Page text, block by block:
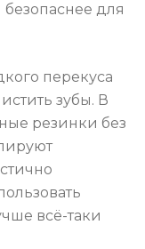
безопаснее для
перекуса
зубы. В
резинки без
всё-таки